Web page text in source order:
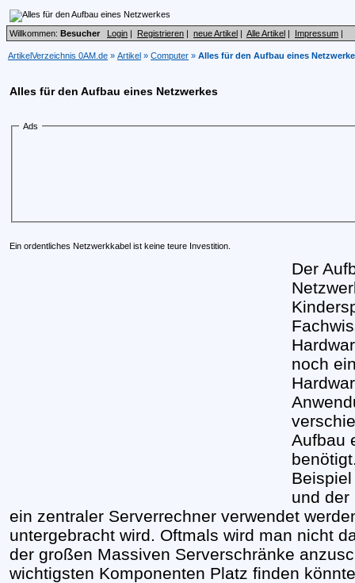
Willkommen: Besucher Login | Registrieren | neue Artikel | Alle Artikel | Impressum |
ArtikelVerzeichnis 0AM.de » Artikel » Computer » Alles für den Aufbau eines
Alles für den Aufbau eines Netzwerkes
Ads
Ein ordentliches Netzwerkkabel ist keine teure Investition.
Der
noch
Aufbau
und der
ein zentraler Serverrechner verwendet
untergebracht wird. Oftmals wird man nicht
der großen Massiven Serverschränke
wichtigsten Komponenten Platz finden